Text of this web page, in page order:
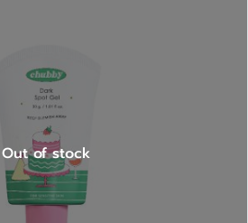
Out of stock